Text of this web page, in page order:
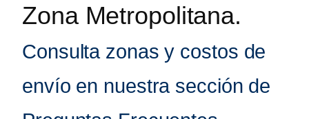
Zona Metropolitana.
Consulta zonas y costos de
envío en nuestra sección de